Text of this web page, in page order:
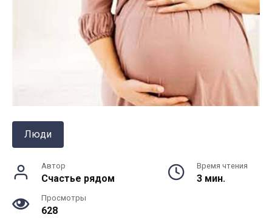
Люди
Автор
Счастье рядом
Время чтения
3 мин.
Просмотры
628